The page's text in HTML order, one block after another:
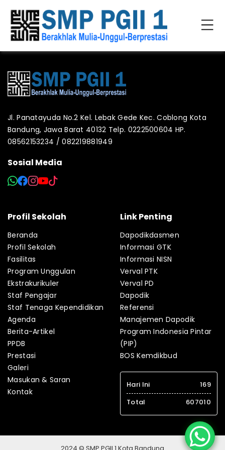
Jl. Panatayuda No.2 Kel. Lebak Gede Kec. Coblong Kota
Bandung, Jawa Barat 40132 Telp. 0222500604 HP.
08562153234 / 082219881949
Sosial Media
Profil Sekolah
Beranda
Profil Sekolah
Fasilitas
Program Unggulan
Ekstrakurikuler
Staf Pengajar
Staf Tenaga Kependidikan
Agenda
Berita-Artikel
PPDB
Prestasi
Galeri
Masukan & Saran
Kontak
Link Penting
Dapodikdasmen
Informasi GTK
Informasi NISN
Verval PTK
Verval PD
Dapodik
Referensi
Manajemen Dapodik
Program Indonesia Pintar
(PIP)
BOS Kemdikbud
Hari Ini
169
Total
607010